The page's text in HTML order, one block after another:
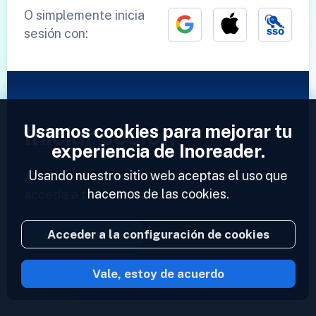
O simplemente inicia
sesión con:
Iniciar sesión
¿Ya tienes una cuenta?Introduce tu perfil y
accede a tus feeds ahora.
Iniciar sesión
2023 © Inoreader
Usamos cookies para mejorar tu
experiencia de Inoreader.
Usando nuestro sitio web aceptas el uso que
hacemos de las cookies.
Acceder a la configuración de cookies
Vale, estoy de acuerdo